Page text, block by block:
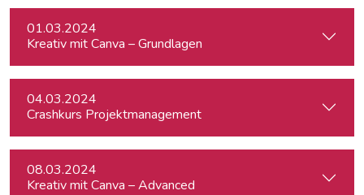
01.03.2024
Kreativ mit Canva – Grundlagen
04.03.2024
Crashkurs Projektmanagement
08.03.2024
Kreativ mit Canva – Advanced